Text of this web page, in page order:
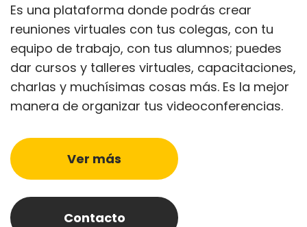
Es una plataforma donde podrás crear
reuniones virtuales con tus colegas, con tu
equipo de trabajo, con tus alumnos; puedes
dar cursos y talleres virtuales, capacitaciones,
charlas y muchísimas cosas más. Es la mejor
manera de organizar tus videoconferencias.
Ver más
Contacto